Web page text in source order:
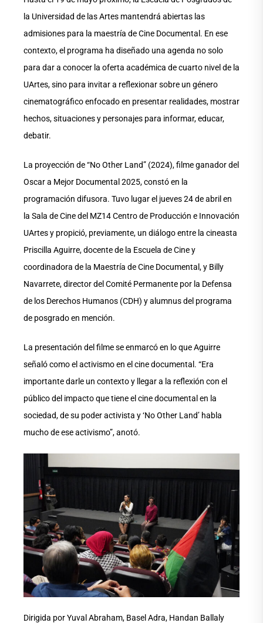
la Universidad de las Artes mantendrá abiertas las
admisiones para la maestría de Cine Documental. En ese
contexto, el programa ha diseñado una agenda no solo
para dar a conocer la oferta académica de cuarto nivel de la
UArtes, sino para invitar a reflexionar sobre un género
cinematográfico enfocado en presentar realidades, mostrar
hechos, situaciones y personajes para informar, educar,
debatir.
La proyección de “No Other Land” (2024), filme ganador del
Oscar a Mejor Documental 2025, constó en la
programación difusora. Tuvo lugar el jueves 24 de abril en
la Sala de Cine del MZ14 Centro de Producción e Innovación
UArtes y propició, previamente, un diálogo entre la cineasta
Priscilla Aguirre, docente de la Escuela de Cine y
coordinadora de la Maestría de Cine Documental, y Billy
Navarrete, director del Comité Permanente por la Defensa
de los Derechos Humanos (CDH) y alumnus del programa
de posgrado en mención.
La presentación del filme se enmarcó en lo que Aguirre
señaló como el activismo en el cine documental. “Era
importante darle un contexto y llegar a la reflexión con el
público del impacto que tiene el cine documental en la
sociedad, de su poder activista y ‘No Other Land’ habla
mucho de ese activismo”, anotó.
Dirigida por Yuval Abraham, Basel Adra, Handan Ballaly